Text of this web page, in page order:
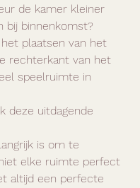
de kamer kleiner
bij binnenkomst?
plaatsen van het
rechterkant van het
speelruimte in
deze uitdagende
is om te
elke ruimte perfect
altijd een perfecte